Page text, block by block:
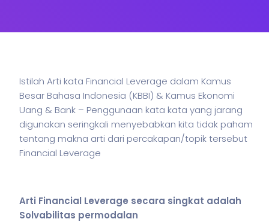
Istilah Arti kata Financial Leverage dalam Kamus
Besar Bahasa Indonesia (KBBI) & Kamus Ekonomi
Uang & Bank – Penggunaan kata kata yang jarang
digunakan seringkali menyebabkan kita tidak paham
tentang makna arti dari percakapan/topik tersebut
Financial Leverage
Arti Financial Leverage secara singkat adalah
Solvabilitas permodalan